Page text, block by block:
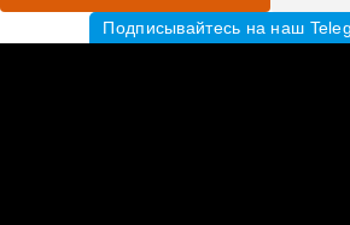
Подписывайтесь на наш